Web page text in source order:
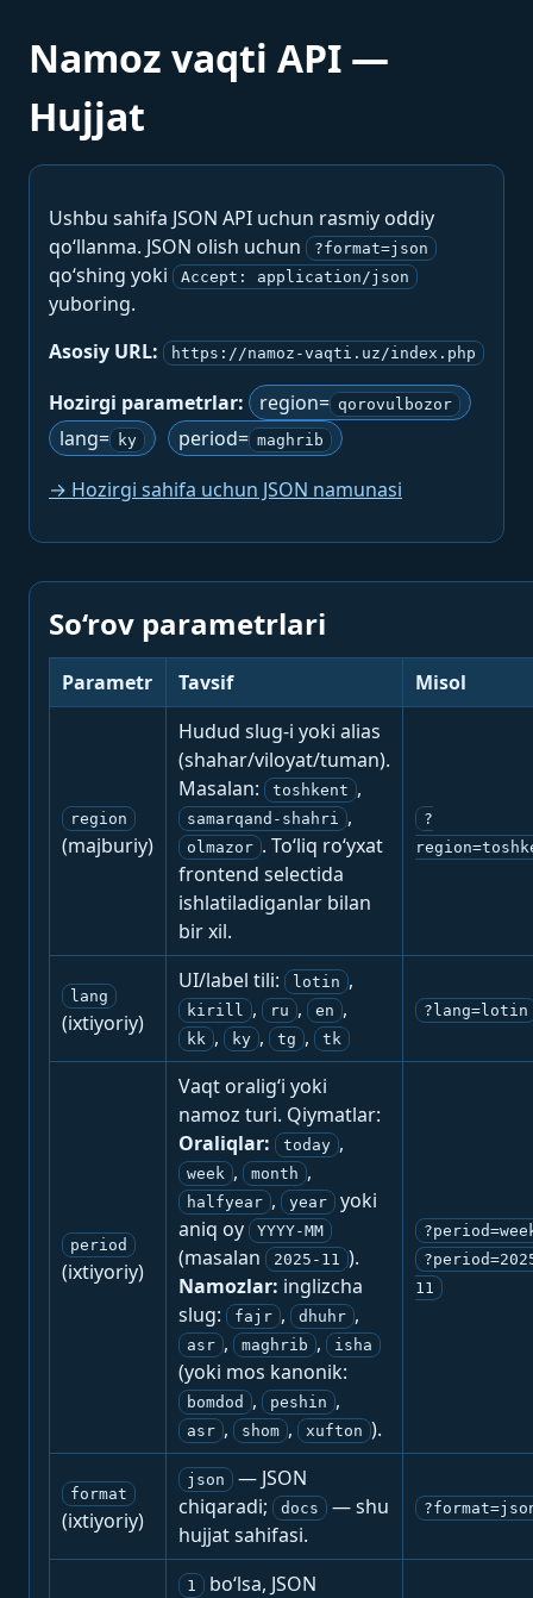
Namoz vaqti API —
Hujjat
Ushbu sahifa JSON API uchun rasmiy oddiy
qo‘llanma. JSON olish uchun
?format=json
qo‘shing yoki Accept: application/json
yuboring.
Asosiy URL:
https://namoz-vaqti.uz/index.php
Hozirgi parametrlar: region= qorovulbozor
lang= ky period= maghrib
→ Hozirgi sahifa uchun JSON namunasi
So‘rov parametrlari
Parametr Tavsif Misol
region
(majburiy)
Hudud slug-i yoki alias
(shahar/viloyat/tuman).
Masalan:
toshkent ,
samarqand-shahri ,
olmazor . To‘liq ro‘yxat
frontend selectida
ishlatiladiganlar bilan
bir xil.
?
lang
(ixtiyoriy)
UI/label tili: lotin ,
kirill , ru , en ,
kk , ky , tg , tk
?lang=lotin
period
(ixtiyoriy)
Vaqt oralig‘i yoki
namoz turi. Qiymatlar:
Oraliqlar:
today ,
week , month ,
halfyear , year
yoki
aniq oy
YYYY-MM
(masalan 2025-11 ).
Namozlar: inglizcha
slug:
fajr , dhuhr ,
asr , maghrib , isha
(yoki mos kanonik:
bomdod , peshin ,
asr , shom , xufton ).
11
format
(ixtiyoriy)
json
— JSON
chiqaradi;
docs
— shu
hujjat sahifasi.
1
bo‘lsa, JSON